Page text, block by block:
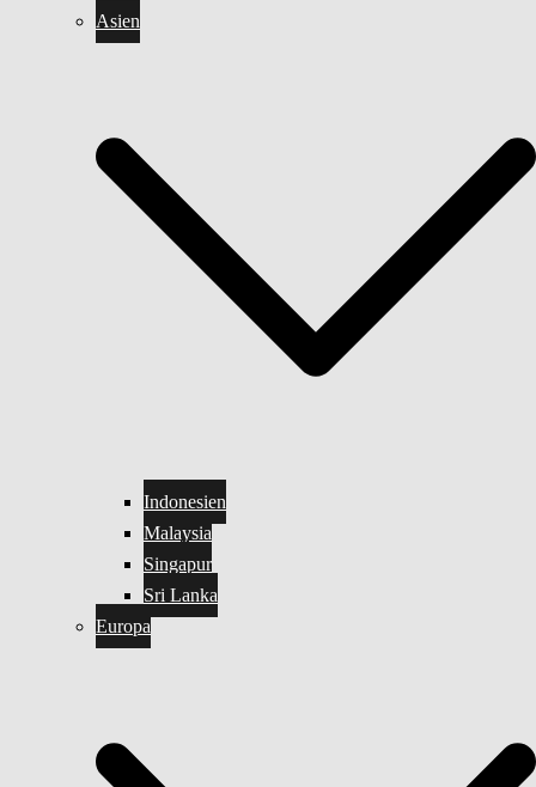
Asien
Indonesien
Malaysia
Singapur
Sri Lanka
Europa